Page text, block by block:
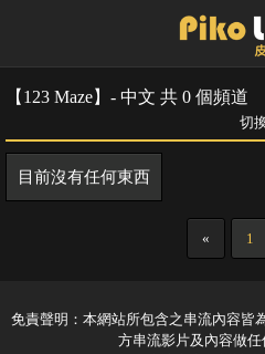
【123 Maze】- 中文 共 0 個頻道
切
目前沒有任何東西
« 1
免責聲明：本網站所包含之串流內容皆
方串流影片及內容做任